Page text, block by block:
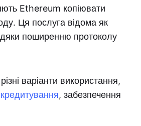
Ethereum копіювати
Ця послуга відома як
поширенню протоколу
варіанти використання,
кредитування, забезпечення